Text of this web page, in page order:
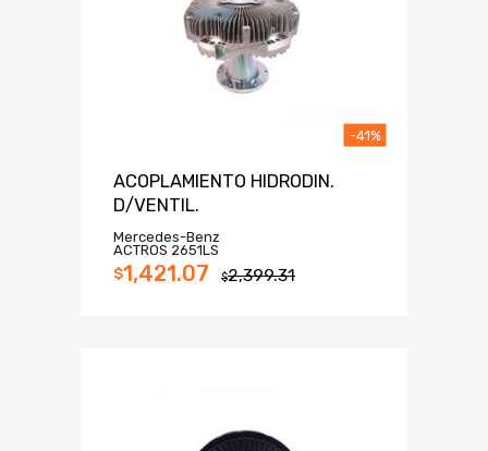
ACOPLAMIENTO HIDRODIN.
D/VENTIL.
Mercedes-Benz
ACTROS 2651LS
$2,399.31
$1,421.07
-41%